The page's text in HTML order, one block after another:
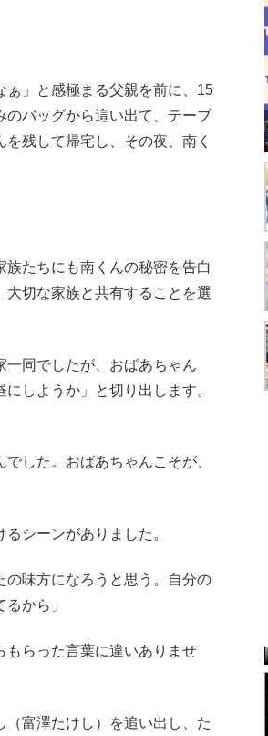
」と感極まる父親を前に、15
のバッグから這い出て、テーブ
残して帰宅し、その夜、南く
たちにも南くんの秘密を告白
切な家族と共有することを選
同でしたが、おばあちゃん
しようか」と切り出します。
した。おばあちゃんこそが、
シーンがありました。
の味方になろうと思う。自分の
から」
らった言葉に違いありませ
富澤たけし）を追い出し、た